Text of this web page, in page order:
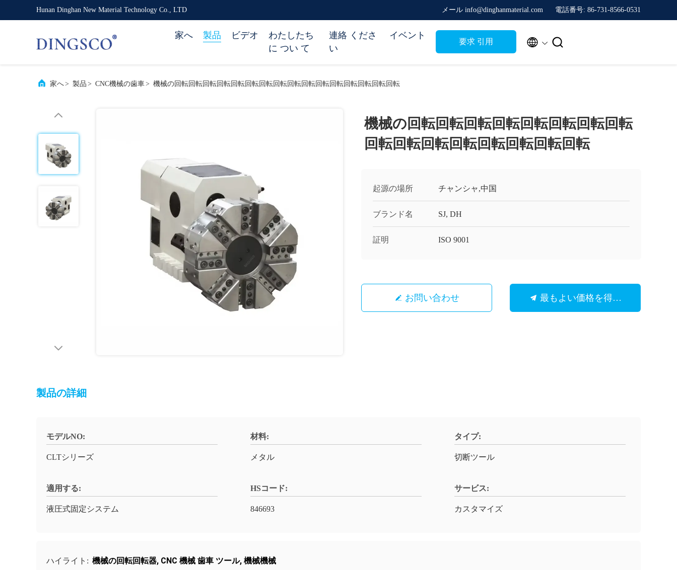
Hunan Dinghan New Material Technology Co., LTD メール info@dinghanmaterial.com 電話番号: 86-731-8566-0531
家へ 製品 ビデオ
わたしたち
に つい て
連絡 くださ
い
イベント
要求 引用  
家へ> 製品 > CNC機械の歯車> 機械の回転回転回転回転回転回転回転回転回転回転回転回転回転回転回転回転
機械の回転回転回転回転回転回転回転回転
回転回転回転回転回転回転回転回転
起源の場所 チャンシャ,中国
ブランド名 SJ, DH
証明 ISO 9001
お問い合わせ 最もよい価格を得なさい
製品の詳細
モデルNO:
CLTシリーズ
材料:
メタル
タイプ:
切断ツール
適用する:
液圧式固定システム
HSコード:
846693
サービス:
カスタマイズ
ハイライト: 機械の回転回転器, CNC 機械 歯車 ツール, 機械機械